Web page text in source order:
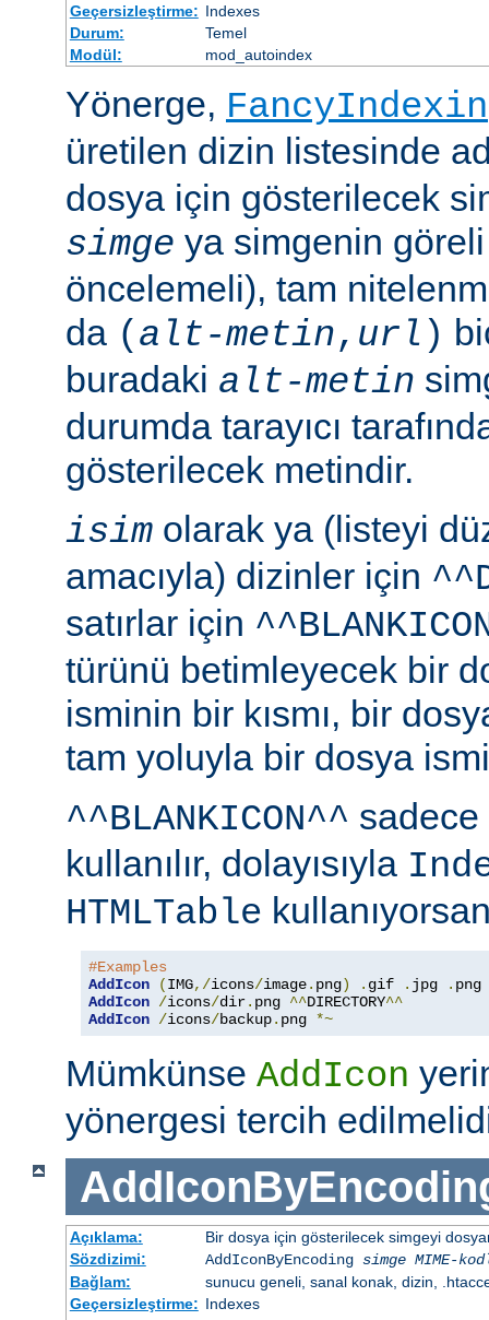
Geçersizleştirme: Indexes
Durum:
Temel
Modül:
mod_autoindex
Yönerge,
üretilen dizin listesinde
dosya için gösterilecek
simge ya simgenin göreli
öncelemeli), tam
da ( alt-metin, url )
buradaki alt-metin
durumda tarayıcı
gösterilecek metindir.
isim olarak ya (listeyi
amacıyla) dizinler için
satırlar için
türünü betimleyecek bir
isminin bir kısmı, bir
tam yoluyla bir dosya
^^BLANKICON^^
kullanılır, dolayısıyla
HTMLTable
#Examples
AddIcon
(IMG,/icons/image. png) . gif . jpg .
AddIcon /icons/dir. png ^^DIRECTORY^^
AddIcon /icons/backup. png *~
Mümkünse AddIcon
yönergesi tercih
Açıklama:
Bir dosya için gösterilecek simgeyi
Sözdizimi:
AddIconByEncoding simge MIME-
Bağlam:
sunucu geneli, sanal konak, dizin,
Geçersizleştirme: Indexes